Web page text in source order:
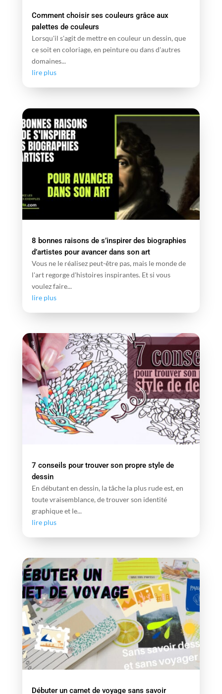
Comment choisir ses couleurs grâce aux
palettes de couleurs
Lorsqu'il s'agit de mettre en couleur un dessin, que
ce soit en coloriage, en peinture ou dans d'autres
domaines...
lire plus
8 bonnes raisons de s’inspirer des biographies
d’artistes pour avancer dans son art
Vous ne le réalisez peut-être pas, mais le monde de
l'art regorge d'histoires inspirantes. Et si vous
voulez faire...
lire plus
7 conseils pour trouver son propre style de
dessin
En débutant en dessin, la tâche la plus rude est, en
toute vraisemblance, de trouver son identité
graphique et le...
lire plus
Débuter un carnet de voyage sans savoir